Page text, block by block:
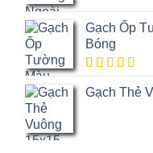
Gạch Ốp
Bóng
5 dựa
Gạch Thẻ